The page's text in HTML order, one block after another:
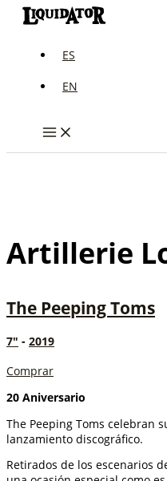
ES
EN
Artillerie
The Peeping Toms
7" - 2019
Comprar
20 Aniversario
The Peeping Toms celebran
lanzamiento discográfico.
Retirados de los escenarios